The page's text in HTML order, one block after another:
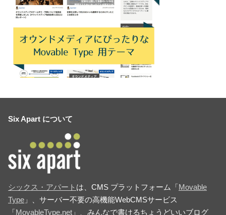
Six Apart について
シックス・アパート は、CMS プラットフォーム「 Movable
Type 」、サーバー不要の高機能WebCMSサービス
「 MovableType.net 」、みんなで書けるちょうどいいブログ